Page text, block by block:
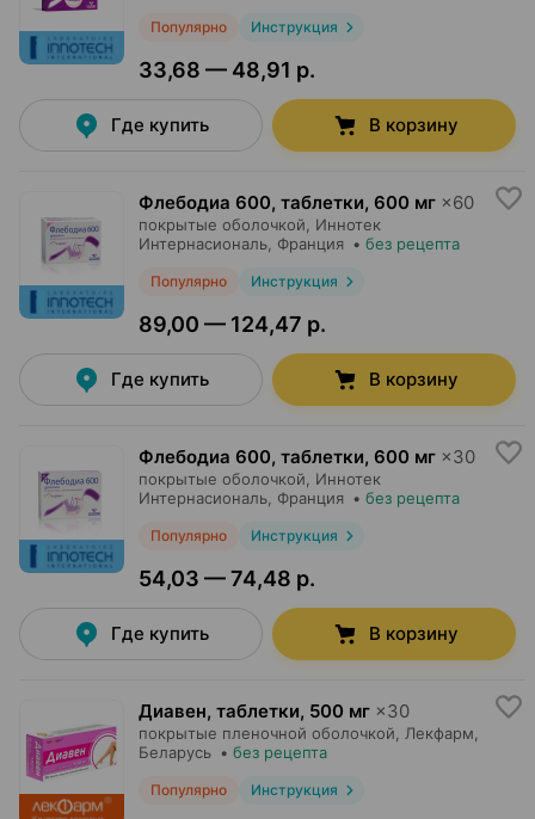
Популярно Инструкция
33,68 — 48,91 р.
Где купить В корзину
Флебодиа 600, таблетки, 600 мг ×60
покрытые оболочкой,
Иннотек
Интернасиональ , Франция • без рецепта
Популярно Инструкция
89,00 — 124,47 р.
Где купить В корзину
Флебодиа 600, таблетки, 600 мг ×30
покрытые оболочкой,
Иннотек
Интернасиональ , Франция • без рецепта
Популярно Инструкция
54,03 — 74,48 р.
Где купить В корзину
Диавен, таблетки, 500 мг ×30
покрытые пленочной оболочкой, Лекфарм
Беларусь • без рецепта
Популярно Инструкция